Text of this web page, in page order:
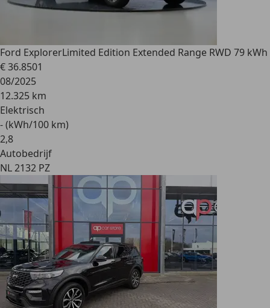
Ford ExplorerLimited Edition Extended Range RWD 79 kWh
€ 36.8501
08/2025
12.325 km
Elektrisch
- (kWh/100 km)
2,8
Autobedrijf
NL 2132 PZ